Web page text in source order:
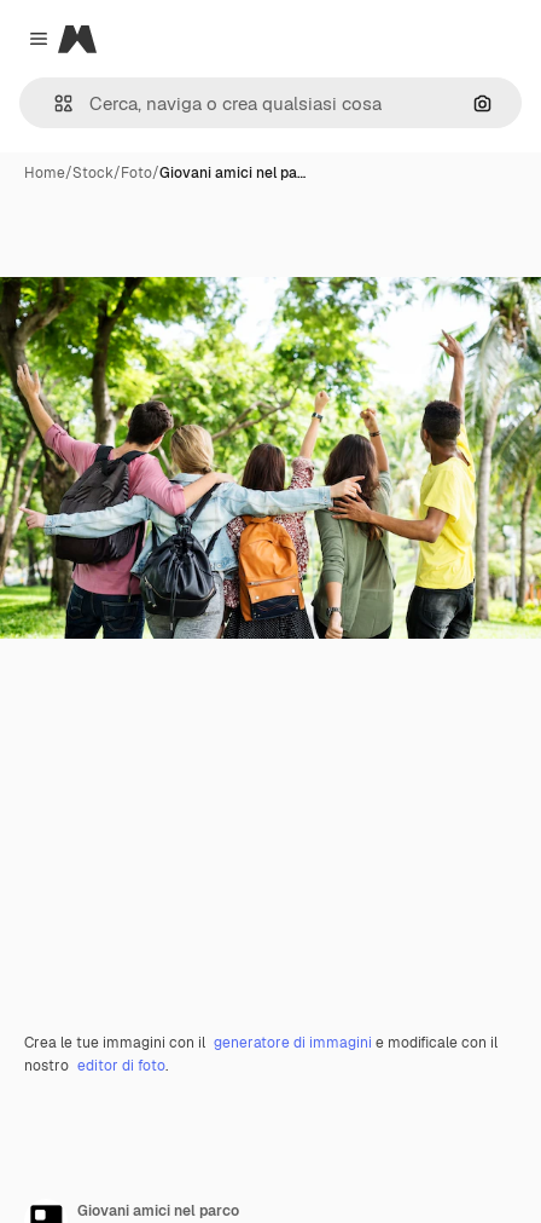
Close menu
Magnific
Cerca
Home/Stock/Foto/Giovani amici nel pa…
Crea le tue immagini con il generatore di immagini e modificale con il
nostro editor di foto.
Giovani amici nel parco